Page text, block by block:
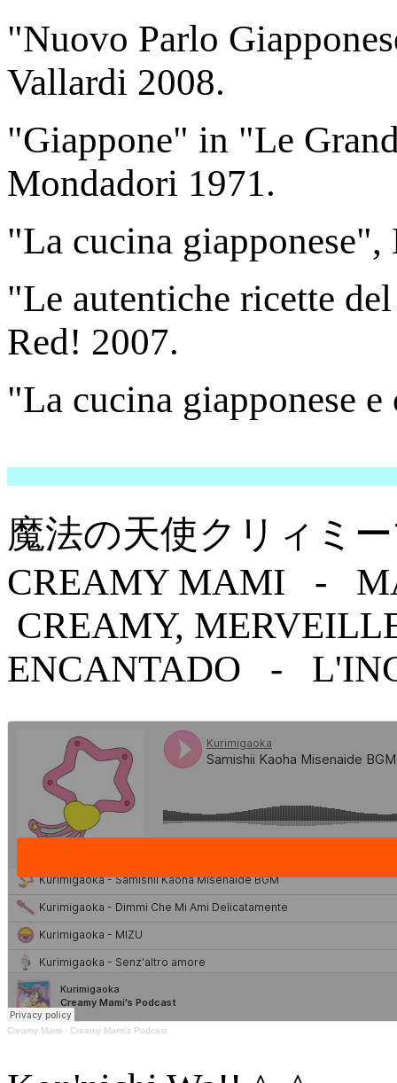
"Nuovo Parlo
Vallardi 2008.
"Giappone" in "Le
Mondadori 1971.
"La cucina
"Le autentiche ricette
Red! 2007.
"La cucina giapponese
魔法の天使クリィミ
CREAMY MAMI -
CREAMY,
ENCANTADO -
Creamy Mami · Creamy Mami's Podcast